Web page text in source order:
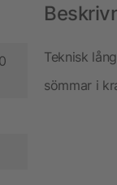
Teknisk
sömmar i